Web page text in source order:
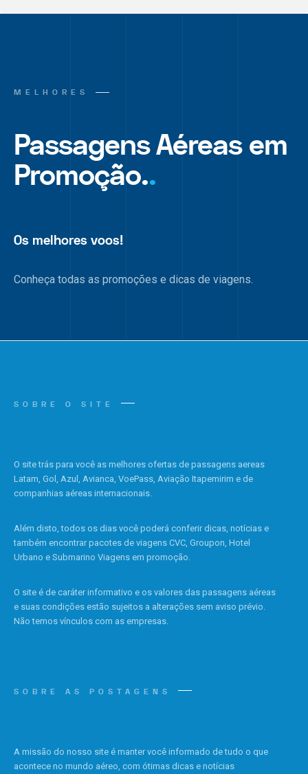
MELHORES
Passagens Aéreas em
Promoção..
Os melhores voos!
Conheça todas as promoções e dicas de viagens.
SOBRE O SITE
O site trás para você as melhores ofertas de passagens aereas
Latam, Gol, Azul, Avianca, VoePass, Aviação Itapemirim e de
companhias aéreas internacionais.
Além disto, todos os dias você poderá conferir dicas, notícias e
também encontrar pacotes de viagens CVC, Groupon, Hotel
Urbano e Submarino Viagens em promoção.
O site é de caráter informativo e os valores das passagens aéreas
e suas condições estão sujeitos a alterações sem aviso prévio.
Não temos vínculos com as empresas.
SOBRE AS POSTAGENS
A missão do nosso site é manter você informado de tudo o que
acontece no mundo aéreo, com ótimas dicas e notícias